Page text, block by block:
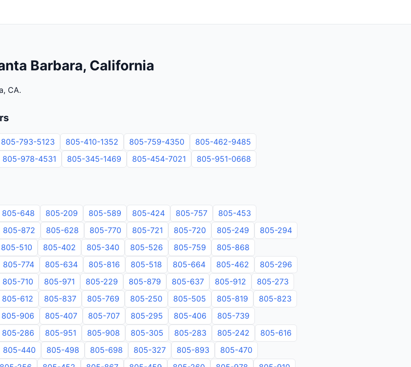
Barbara, California
CA.
805-793-5123 805-410-1352 805-759-4350
805-462-9485
805-978-4531 805-345-1469 805-454-7021 805-951-0668
805-648 805-209 805-589 805-424 805-757
805-453
805-872 805-628 805-770 805-721 805-720 805-249
805-294
805-510 805-402 805-340 805-526 805-759
805-868
805-774 805-634 805-816 805-518 805-664 805-462
805-296
805-710 805-971 805-229 805-879 805-637 805-912
805-273
805-612 805-837 805-769 805-250 805-505 805-819
805-823
805-906 805-407 805-707 805-295 805-406
805-739
805-286 805-951 805-908 805-305 805-283 805-242
805-616
805-440 805-498 805-698 805-327 805-893
805-470